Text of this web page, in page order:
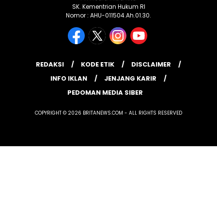
SK. Kementrian Hukum RI
Nomor : AHU-011504.Ah.01.30.
REDAKSI KODE ETIK
DISCLAIMER
INFO IKLAN
JENJANG KARIR
PEDOMAN MEDIA SIBER
COPYRIGHT © 2026 BRITANEWS.COM - ALL RIGHTS RESERVED